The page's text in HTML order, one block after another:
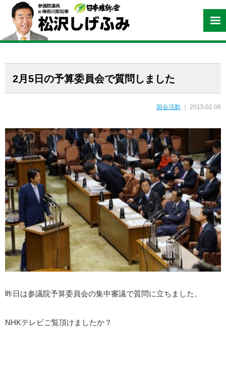
2月5日の予算委員会で質問しました
国会活動 ｜ 2015.02.06
昨日は参議院予算委員会の集中審議で質問に立ちました。
NHKテレビご覧頂けましたか？